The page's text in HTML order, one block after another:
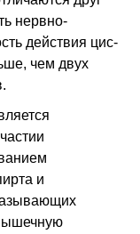
нервно-
действия цис-
чем двух
и